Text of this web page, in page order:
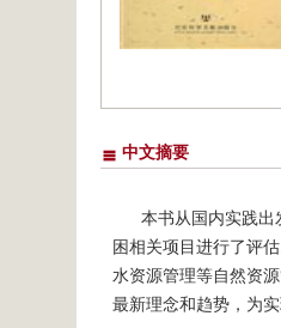
中文摘要
本书从国内实践出
困相关项目进行了评
水资源管理等自然资
最新理念和趋势，为